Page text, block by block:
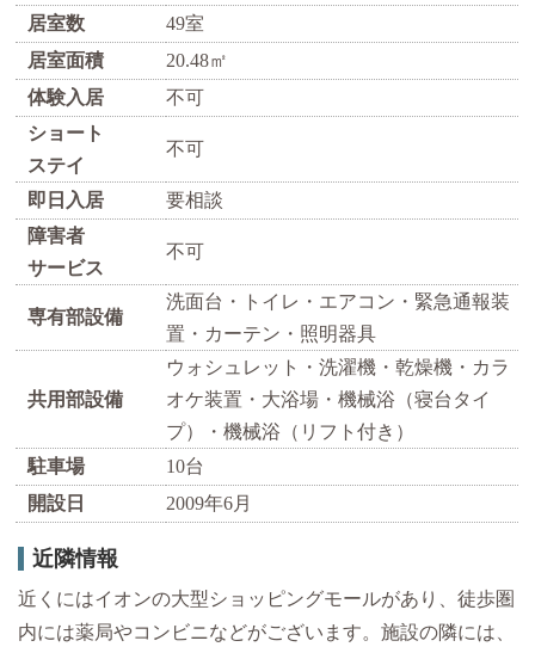
居室数
49室
居室面積
20.48㎡
体験入居
不可
ショート
ステイ
不可
即日入居
要相談
障害者
サービス
不可
専有部設備
洗面台・トイレ・エアコン・緊急通報装
置・カーテン・照明器具
共用部設備
ウォシュレット・洗濯機・乾燥機・カラ
オケ装置・大浴場・機械浴（寝台タイ
プ）・機械浴（リフト付き）
駐車場
10台
開設日
2009年6月
近隣情報
近くにはイオンの大型ショッピングモールがあり、徒歩圏
内には薬局やコンビニなどがございます。施設の隣には、